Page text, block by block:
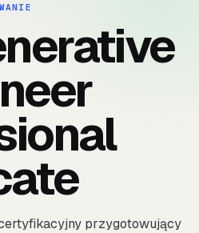
przygotowujący